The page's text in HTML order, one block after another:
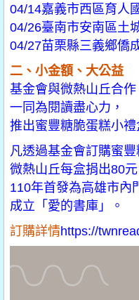
04/14嘉義市西區育人
04/26臺南市安南區土
04/27苗栗縣三義鄉僑
二、小金額、大公益
基金會與微熱山丘合作
一同為閱讀盡心力，
推出蜜豐糖脆蛋糕小禮
凡透過基金會訂購蜜豐
微熱山丘每盒捐出80元
110年首發為高雄市內
成立「愛的書庫」。
訂購詳情https://